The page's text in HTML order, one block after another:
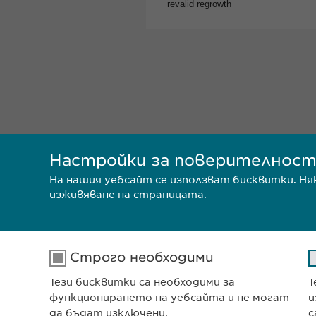
ул. „8-
Настройки за поверителност
На нашия уебсайт се използват бисквитки.
изживяване на страницата.
Строго необходими
Тези бисквитки са необходими за
функционирането на уебсайта и не могат
да бъдат изключени.